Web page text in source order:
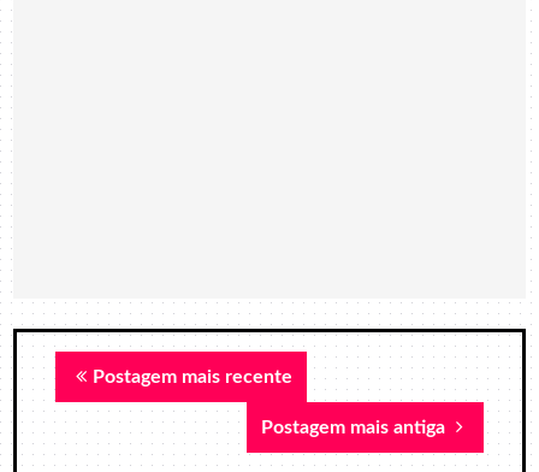
Postagem mais recente
Postagem mais antiga